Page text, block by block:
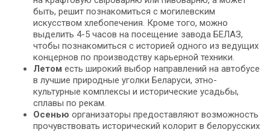
быть, решит познакомиться с могилевским
искусством хлебопечения. Кроме того, можно
выделить 4-5 часов на посещение завода БЕЛАЗ,
чтобы познакомиться с историей одного из ведущих
концернов по производству карьерной техники.
Летом есть широкий выбор направлений на автобусе
в лучшие природные уголки Беларуси, этно-
культурные комплексы и исторические усадьбы,
сплавы по рекам.
Осенью организаторы предоставляют возможность
прочувствовать исторический колорит в белорусских